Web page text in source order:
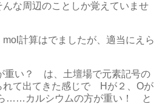
な周辺のことしか覚えていませ
計算はでましたが、適当にえら
重い？ は、土壇場で元素記号の
れて出てきた感じで Hが２、Oが
……カルシウムの方が重い！ と